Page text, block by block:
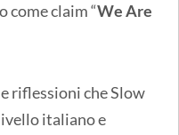
come claim “We Are
riflessioni che Slow
italiano e